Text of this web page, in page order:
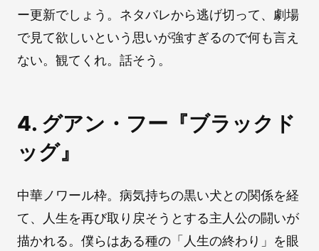
ー更新でしょう。ネタバレから逃げ切って、劇場
で見て欲しいという思いが強すぎるので何も言え
ない。観てくれ。話そう。
4. グアン・フー『ブラックド
ッグ』
中華ノワール枠。病気持ちの黒い犬との関係を経
て、人生を再び取り戻そうとする主人公の闘いが
描かれる。僕らはある種の「人生の終わり」を眼